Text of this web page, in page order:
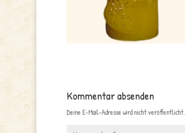
Kommentar absenden
Deine E-Mail-Adresse wird nicht veröffentlicht.